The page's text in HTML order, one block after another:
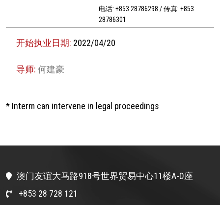
电话: +853 28786298 / 传真: +853
28786301
开始执业日期: 2022/04/20
导师:何建豪
* Interm can intervene in legal proceedings
澳门友谊大马路918号世界贸易中心11楼A-D座
+853 28 728 121